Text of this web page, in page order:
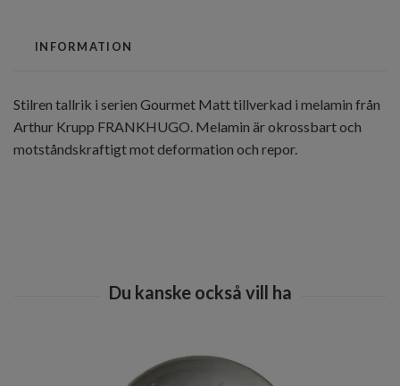
INFORMATION
Stilren tallrik i serien Gourmet Matt tillverkad i melamin från
Arthur Krupp FRANKHUGO. Melamin är okrossbart och
motståndskraftigt mot deformation och repor.